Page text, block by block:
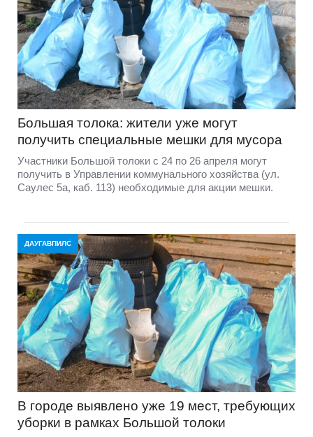
Большая толока: жители уже могут
получить специальные мешки для мусора
Участники Большой толоки с 24 по 26 апреля могут
получить в Управлении коммунального хозяйства (ул.
Саулес 5а, каб. 113) необходимые для акции мешки.
ДАУГАВПИЛС
В городе выявлено уже 19 мест, требующих
уборки в рамках Большой толоки